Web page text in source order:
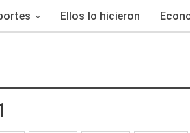
Ellos lo hicieron